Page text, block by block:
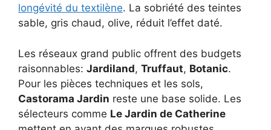
longévité du textilène. La sobriété des teintes
sable, gris chaud, olive, réduit l’effet daté.
Les réseaux grand public offrent des budgets
raisonnables: Jardiland, Truffaut, Botanic.
Pour les pièces techniques et les sols,
Castorama Jardin reste une base solide. Les
sélecteurs comme Le Jardin de Catherine